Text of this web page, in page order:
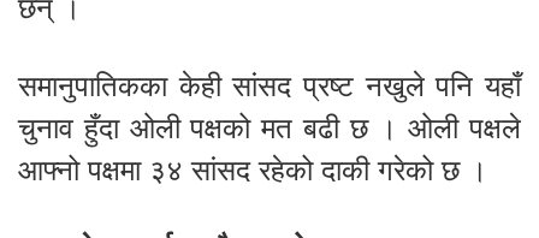
छन् ।
समानुपातिकका केही सांसद प्रष्ट नखुले पनि यहाँ
चुनाव हुँदा ओली पक्षको मत बढी छ । ओली पक्षले
आफ्नो पक्षमा ३४ सांसद रहेको दाकी गरेको छ ।